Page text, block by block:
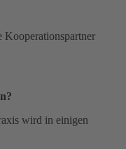
Kooperationspartner
wird in einigen